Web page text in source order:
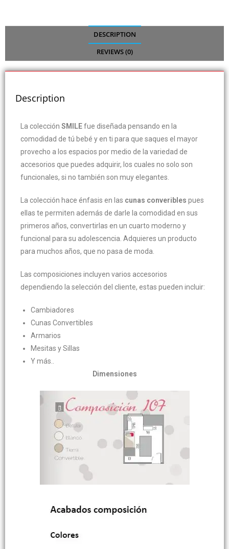
DESCRIPTION
REVIEWS (0)
Description
La colección SMILEfue diseñada pensando en la
comodidad de tú bebé y en ti para que saques el mayor
provecho a los espacios por medio de la variedad de
accesorios que puedes adquirir, los cuales no solo son
funcionales, si no también son muy elegantes.
La colección hace énfasis en las cunas converibles pues
ellas te permiten además de darle la comodidad en sus
primeros años, convertirlas en un cuarto moderno y
funcional para su adolescencia. Adquieres un producto
para muchos años, que no pasa de moda.
Las composiciones incluyen varios accesorios
dependiendo la selección del cliente, estas pueden incluir:
Cambiadores
Cunas Convertibles
Armarios
Mesitas y Sillas
Y más..
Dimensiones